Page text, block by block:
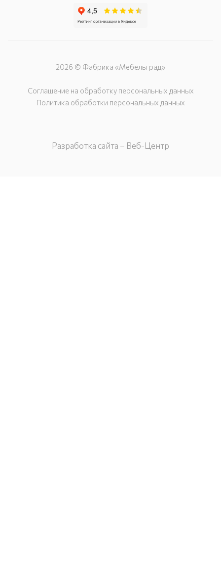
2026 © Фабрика «Мебельград»
Соглашение на обработку персональных данных
Политика обработки персональных данных
Разработка сайта – Веб-Центр